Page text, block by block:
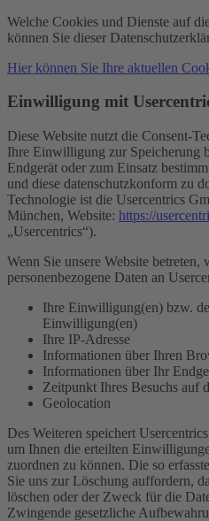
Welche Cookies und Dienste auf
können Sie dieser
Hier können Sie Ihre aktuellen
Einwilligung mit
Diese Website nutzt die Consent-
Ihre Einwilligung zur Speicherung
Endgerät oder zum Einsatz
und diese datenschutzkonform zu
Technologie ist die Usercentrics
München, Website: https://
„Usercentrics“).
Wenn Sie unsere Website betreten,
personenbezogene Daten an
Ihre Einwilligung(en) bzw.
Einwilligung(en)
Ihre IP-Adresse
Informationen über Ihren
Informationen über Ihr
Zeitpunkt Ihres Besuchs auf
Geolocation
Des Weiteren speichert
um Ihnen die erteilten
zuordnen zu können. Die so
Sie uns zur Löschung auffordern,
löschen oder der Zweck für die
Zwingende gesetzliche